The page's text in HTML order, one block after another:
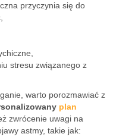
przyczynia się do
stresu związanego z
warto porozmawiać z
plan
zwrócenie uwagi na
astmy, takie jak: